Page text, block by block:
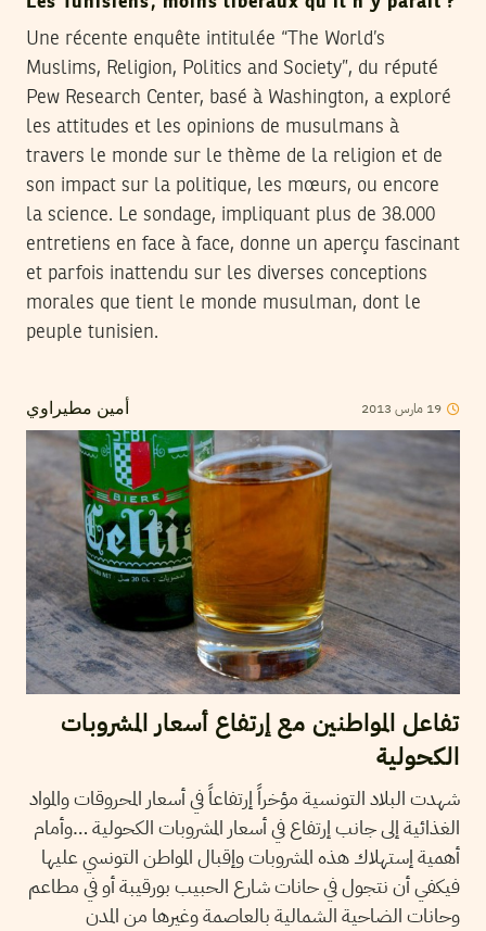
Une récente enquête intitulée “The World’s
Muslims, Religion, Politics and Society”, du réputé
Pew Research Center, basé à Washington, a exploré
les attitudes et les opinions de musulmans à
travers le monde sur le thème de la religion et de
son impact sur la politique, les mœurs, ou encore
la science. Le sondage, impliquant plus de 38.000
entretiens en face à face, donne un aperçu fascinant
et parfois inattendu sur les diverses conceptions
morales que tient le monde musulman, dont le
peuple tunisien.
أمين مطيراوي 19 مارس 2013
تفاعل المواطنين مع إرتفاع أسعار المشروبات
الكحولية
شهدت البلاد التونسية مؤخراً إرتفاعاً في أسعار المحروقات والمواد
الغذائية إلى جانب إرتفاع في أسعار المشروبات الكحولية …وأمام
أهمية إستهلاك هذه المشروبات وإقبال المواطن التونسي عليها
فيكفي أن نتجول في حانات شارع الحبيب بورقيبة أو في مطاعم
وحانات الضاحية الشمالية بالعاصمة وغيرها من المدن